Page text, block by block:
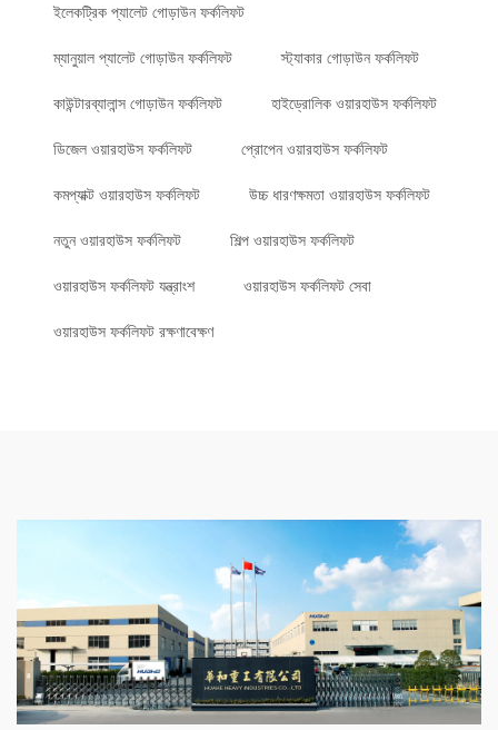
ইলেকট্রিক প্যালেট গোড়াউন ফর্কলিফট
ম্যানুয়াল প্যালেট গোড়াউন ফর্কলিফট স্ট্যাকার গোড়াউন ফর্কলিফট
কাউন্টারব্যালান্স গোড়াউন ফর্কলিফট হাইড্রোলিক ওয়ারহাউস ফর্কলিফট
ডিজেল ওয়ারহাউস ফর্কলিফট প্রোপেন ওয়ারহাউস ফর্কলিফট
কমপ্যাক্ট ওয়ারহাউস ফর্কলিফট উচ্চ ধারণক্ষমতা ওয়ারহাউস ফর্কলিফট
নতুন ওয়ারহাউস ফর্কলিফট শিল্প ওয়ারহাউস ফর্কলিফট
ওয়ারহাউস ফর্কলিফট যন্ত্রাংশ ওয়ারহাউস ফর্কলিফট সেবা
ওয়ারহাউস ফর্কলিফট রক্ষণাবেক্ষণ